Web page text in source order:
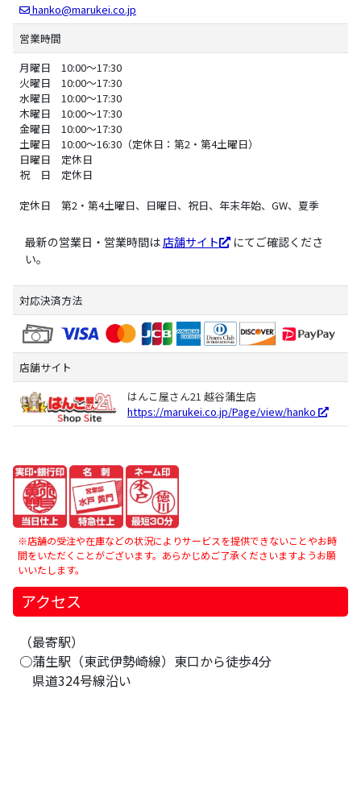
hanko@marukei.co.jp
営業時間
月曜日 10:00～17:30
火曜日 10:00～17:30
水曜日 10:00～17:30
木曜日 10:00～17:30
金曜日 10:00～17:30
土曜日 10:00～16:30（定休日：第2・第4土曜日）
日曜日 定休日
祝 日 定休日
定休日 第2・第4土曜日、日曜日、祝日、年末年始、GW、夏季
最新の営業日・営業時間は 店舗サイト
にてご確認くださ
い。
対応決済方法
店舗サイト
はんこ屋さん21 越谷蒲生店
https://marukei.co.jp/Page/view/hanko
※店舗の受注や在庫などの状況によりサービスを提供できないことやお時
間をいただくことがございます。あらかじめご了承くださいますようお願
いいたします。
アクセス
（最寄駅）
○蒲生駅（東武伊勢崎線）東口から徒歩4分
県道324号線沿い